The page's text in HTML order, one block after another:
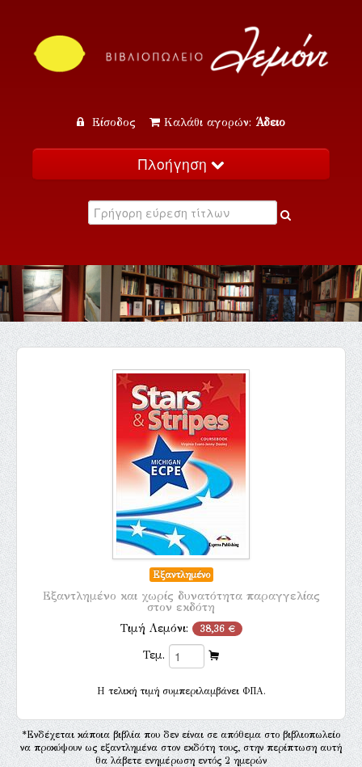
Είσοδος Καλάθι αγορών: Άδειο
Πλοήγηση
Κατάλογος
Εκδηλώσεις
Επικοινωνία
Εξαντλημένο
Εξαντλημένο και χωρίς δυνατότητα παραγγελίας
στον εκδότη
Τιμή Λεμόνι: 38,36 €
Τεμ.
H τελική τιμή συμπεριλαμβάνει ΦΠΑ.
*Ενδέχεται κάποια βιβλία που δεν είναι σε απόθεμα στο βιβλιοπωλείο
να προκύψουν ως εξαντλημένα στον εκδότη τους, στην περίπτωση αυτή
θα λάβετε ενημέρωση εντός 2 ημερών